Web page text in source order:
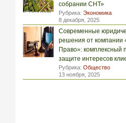
собрании СНТ»
Рубрика: Экономика
8 декабря, 2025
Современные
решения от компании
Право»: комплексный
защите интересов
Рубрика: Общество
13 ноября, 2025